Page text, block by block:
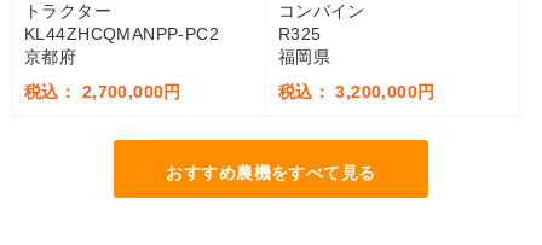
トラクター
KL44ZHCQMANPP-PC2
京都府
税込： 2,700,000円
コンバイン
R325
福岡県
税込： 3,200,000円
おすすめ農機をすべて見る